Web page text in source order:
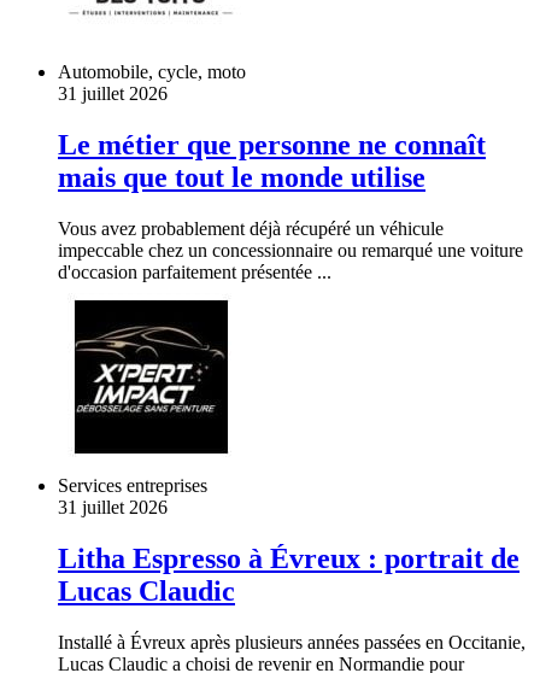
Automobile, cycle, moto
31 juillet 2026
Le métier que personne ne connaît
mais que tout le monde utilise
Vous avez probablement déjà récupéré un véhicule
impeccable chez un concessionnaire ou remarqué une voiture
d'occasion parfaitement présentée ...
Services entreprises
31 juillet 2026
Litha Espresso à Évreux : portrait de
Lucas Claudic
Installé à Évreux après plusieurs années passées en Occitanie,
Lucas Claudic a choisi de revenir en Normandie pour